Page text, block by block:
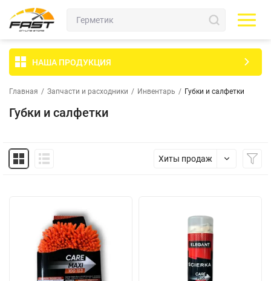
НАША ПРОДУКЦИЯ
Главная / Запчасти и расходники / Инвентарь / Губки и салфетки
Губки и салфетки
Хиты продаж